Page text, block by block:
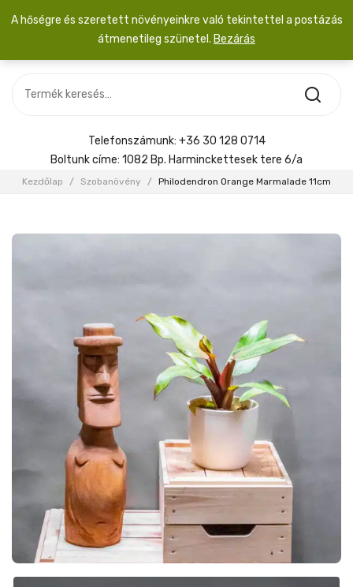
SZOBANÖVÉNY
KIEGÉSZÍTŐK
Menyasszonyi csokor
Telefonszámunk: +36 30 128 0714
Boltunk címe: 1082 Bp. Harminckettesek tere 6/a
Kezdőlap / Szobanövény / Philodendron Orange Marmalade 11cm
A hőségre és szeretett növényeinkre való tekintettel a postázás
átmenetileg szünetel. Bezárás